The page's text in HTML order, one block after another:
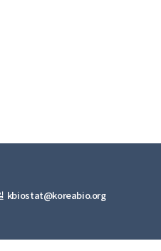
kbiostat@koreabio.org